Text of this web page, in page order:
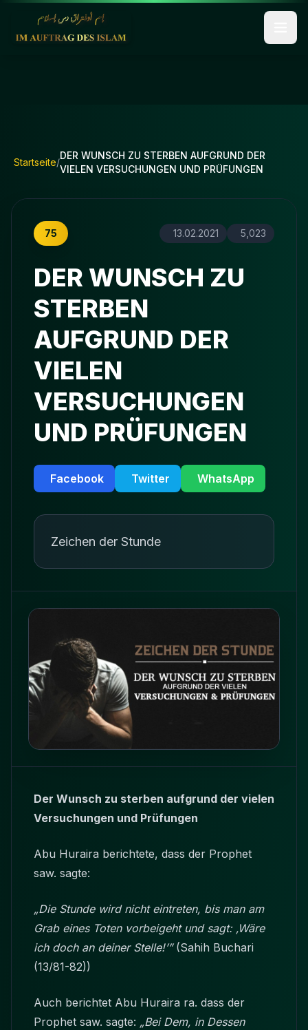
Startseite/
DER WUNSCH ZU STERBEN AUFGRUND DER
VIELEN VERSUCHUNGEN UND PRÜFUNGEN
75 13.02.2021 5,023
DER WUNSCH ZU
STERBEN
AUFGRUND DER
VIELEN
VERSUCHUNGEN
UND PRÜFUNGEN
Facebook Twitter WhatsApp
Zeichen der Stunde
Der Wunsch zu sterben aufgrund der vielen
Versuchungen und Prüfungen
Abu Huraira berichtete, dass der Prophet
saw. sagte:
„Die Stunde wird nicht eintreten, bis man am
Grab eines Toten vorbeigeht und sagt: ‚Wäre
ich doch an deiner Stelle!’”(Sahih Buchari
(13/81-82))
Auch berichtet Abu Huraira ra. dass der
Prophet saw. sagte: „Bei Dem, in Dessen